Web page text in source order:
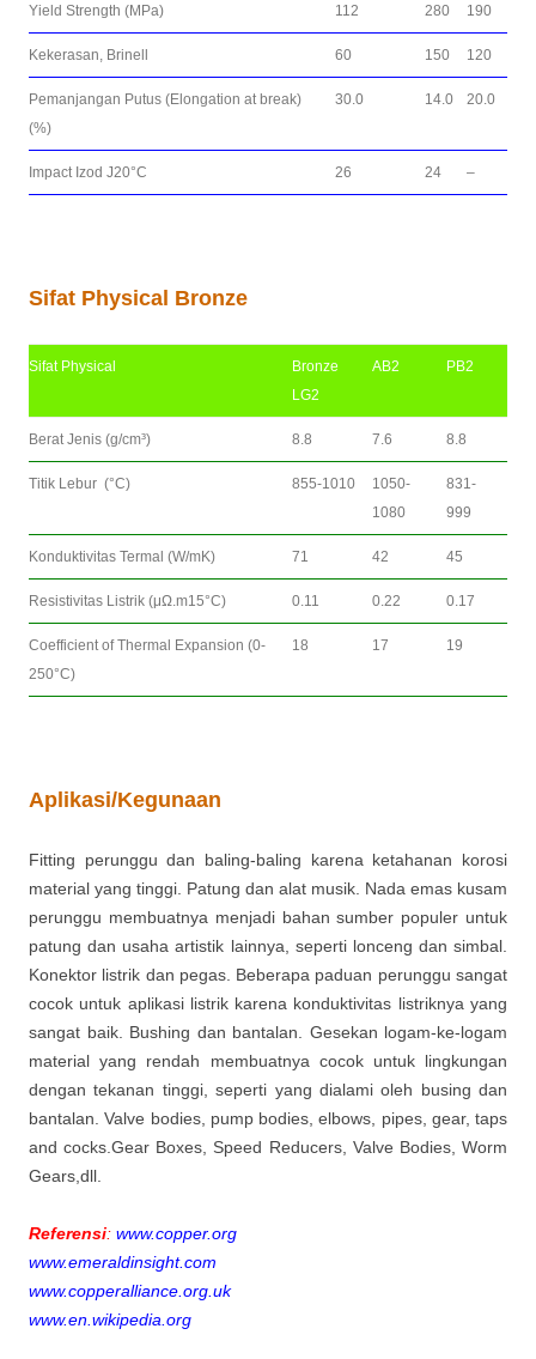
Yield Strength (MPa) 112 280 190
Kekerasan, Brinell 60 150 120
Pemanjangan Putus (Elongation at break)
(%)
30.0 14.0 20.0
Impact Izod J20°C 26 24 –
Sifat Physical Bronze
Sifat Physical
Bronze
LG2
AB2 PB2
Berat Jenis (g/cm³) 8.8 7.6 8.8
Titik Lebur (°C) 855-1010
1050-
1080
831-
999
Konduktivitas Termal (W/mK) 71 42 45
Resistivitas Listrik (μΩ.m15°C) 0.11 0.22 0.17
Coefficient of Thermal Expansion (0-
250°C)
18 17 19
Aplikasi/Kegunaan
Fitting perunggu dan baling-baling karena ketahanan korosi
material yang tinggi. Patung dan alat musik. Nada emas kusam
perunggu membuatnya menjadi bahan sumber populer untuk
patung dan usaha artistik lainnya, seperti lonceng dan simbal.
Konektor listrik dan pegas. Beberapa paduan perunggu sangat
cocok untuk aplikasi listrik karena konduktivitas listriknya yang
sangat baik. Bushing dan bantalan. Gesekan logam-ke-logam
material yang rendah membuatnya cocok untuk lingkungan
dengan tekanan tinggi, seperti yang dialami oleh busing dan
bantalan. Valve bodies, pump bodies, elbows, pipes, gear, taps
and cocks.Gear Boxes, Speed Reducers, Valve Bodies, Worm
Gears,dll.
Referensi: www.copper.org
www.emeraldinsight.com
www.copperalliance.org.uk
www.en.wikipedia.org